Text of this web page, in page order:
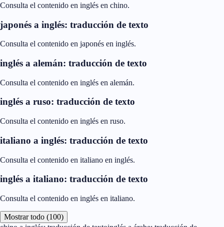
Consulta el contenido en inglés en chino.
japonés a inglés: traducción de texto
Consulta el contenido en japonés en inglés.
inglés a alemán: traducción de texto
Consulta el contenido en inglés en alemán.
inglés a ruso: traducción de texto
Consulta el contenido en inglés en ruso.
italiano a inglés: traducción de texto
Consulta el contenido en italiano en inglés.
inglés a italiano: traducción de texto
Consulta el contenido en inglés en italiano.
Mostrar todo (100)